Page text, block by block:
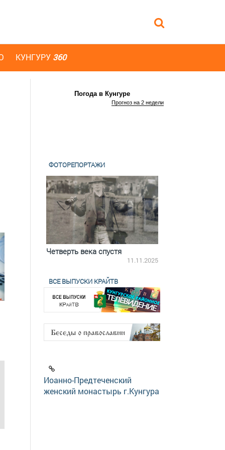
КУНГУРУ 360
Погода в Кунгуре
Прогноз на 2 недели
ФОТОРЕПОРТАЖИ
Четверть века спустя
11.11.2025
ВСЕ ВЫПУСКИ КРАЙТВ
Иоанно-Предтеченский
женский монастырь г.Кунгура